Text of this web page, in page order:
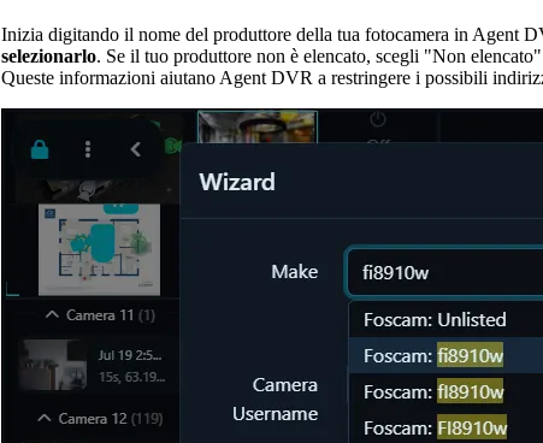
Inizia digitando il nome del produttore della tua fotocamera in Agent
selezionarlo. Se il tuo produttore non è elencato, scegli "Non
Queste informazioni aiutano Agent DVR a restringere i possibili